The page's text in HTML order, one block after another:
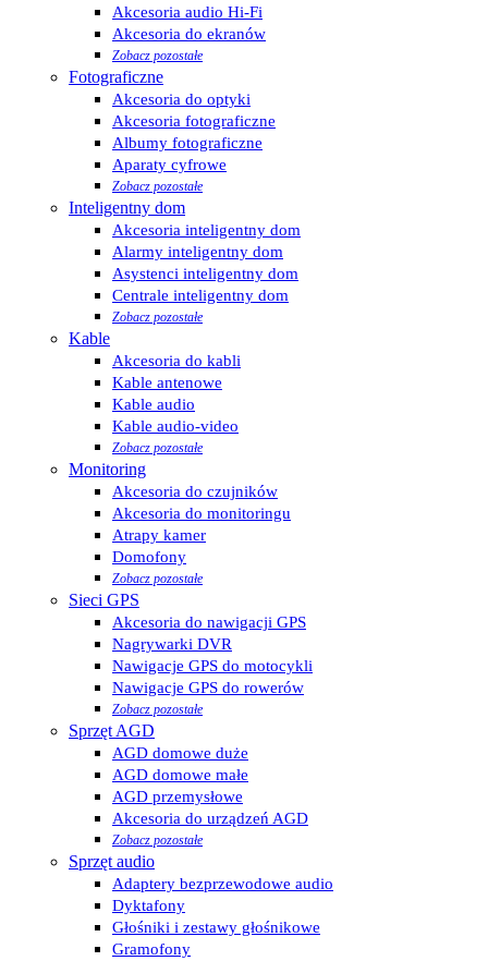
Akcesoria audio Hi-Fi
Akcesoria do ekranów
Zobacz pozostałe
Fotograficzne
Akcesoria do optyki
Akcesoria fotograficzne
Albumy fotograficzne
Aparaty cyfrowe
Zobacz pozostałe
Inteligentny dom
Akcesoria inteligentny dom
Alarmy inteligentny dom
Asystenci inteligentny dom
Centrale inteligentny dom
Zobacz pozostałe
Kable
Akcesoria do kabli
Kable antenowe
Kable audio
Kable audio-video
Zobacz pozostałe
Monitoring
Akcesoria do czujników
Akcesoria do monitoringu
Atrapy kamer
Domofony
Zobacz pozostałe
Sieci GPS
Akcesoria do nawigacji GPS
Nagrywarki DVR
Nawigacje GPS do motocykli
Nawigacje GPS do rowerów
Zobacz pozostałe
Sprzęt AGD
AGD domowe duże
AGD domowe małe
AGD przemysłowe
Akcesoria do urządzeń AGD
Zobacz pozostałe
Sprzęt audio
Adaptery bezprzewodowe audio
Dyktafony
Głośniki i zestawy głośnikowe
Gramofony